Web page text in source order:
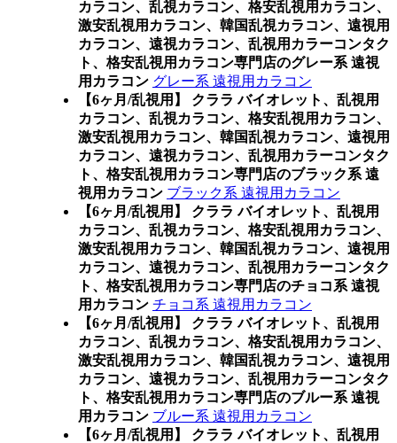
カラコン、乱視カラコン、格安乱視用カラコン、
激安乱視用カラコン、韓国乱視カラコン、遠視用
カラコン、遠視カラコン、乱視用カラーコンタク
ト、格安乱視用カラコン専門店のグレー系 遠視
用カラコン グレー系 遠視用カラコン
【6ヶ月/乱視用】 クララ バイオレット、乱視用
カラコン、乱視カラコン、格安乱視用カラコン、
激安乱視用カラコン、韓国乱視カラコン、遠視用
カラコン、遠視カラコン、乱視用カラーコンタク
ト、格安乱視用カラコン専門店のブラック系 遠
視用カラコン ブラック系 遠視用カラコン
【6ヶ月/乱視用】 クララ バイオレット、乱視用
カラコン、乱視カラコン、格安乱視用カラコン、
激安乱視用カラコン、韓国乱視カラコン、遠視用
カラコン、遠視カラコン、乱視用カラーコンタク
ト、格安乱視用カラコン専門店のチョコ系 遠視
用カラコン チョコ系 遠視用カラコン
【6ヶ月/乱視用】 クララ バイオレット、乱視用
カラコン、乱視カラコン、格安乱視用カラコン、
激安乱視用カラコン、韓国乱視カラコン、遠視用
カラコン、遠視カラコン、乱視用カラーコンタク
ト、格安乱視用カラコン専門店のブルー系 遠視
用カラコン ブルー系 遠視用カラコン
【6ヶ月/乱視用】 クララ バイオレット、乱視用